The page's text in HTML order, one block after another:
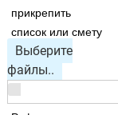
прикрепить
список или смету
Выберите
файлы..